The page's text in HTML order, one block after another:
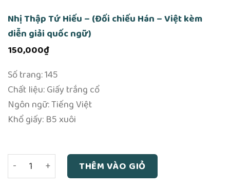
Nhị Thập Tứ Hiếu – (Đối chiếu Hán – Việt kèm
diễn giải quốc ngữ)
150,000₫
Số trang: 145
Chất liệu: Giấy trắng cổ
Ngôn ngữ: Tiếng Việt
Khổ giấy: B5 xuôi
Nhị Thập Tứ Hiếu - (Đối chiếu Hán - Việt kèm diễn giải
THÊM VÀO GIỎ